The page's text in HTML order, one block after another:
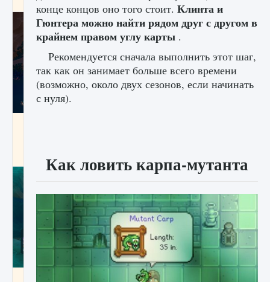
Как приручить существ из степей Тамура в
конце концов оно того стоит. Клинта и
Гюнтера можно найти рядом друг с другом в
крайнем правом углу карты .
Рекомендуется сначала выполнить этот шаг,
так как он занимает больше всего времени
(возможно, около двух сезонов, если начинать
с нуля).
Как ловить карпа-мутанта